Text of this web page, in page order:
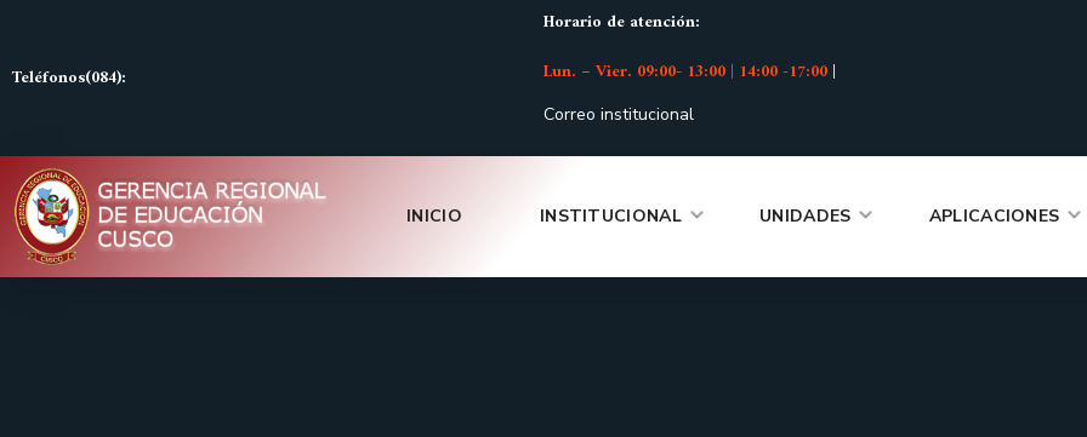
Teléfonos(084):
Horario de atención:
Lun. – Vier. 09:00- 13:00 | 14:00 -17:00|
Correo institucional
INICIO INSTITUCIONAL UNIDADES APLICACIONES